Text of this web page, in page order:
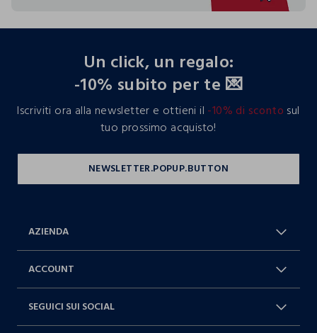
Un click, un regalo:
-10% subito per te 💌
Iscriviti ora alla newsletter e ottieni il -10% di sconto sul
tuo prossimo acquisto!
AZIENDA
Dichiarazione accessibilità
ACCOUNT
SEGUICI SUI SOCIAL